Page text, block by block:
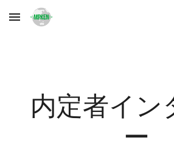
Skip to main content
内定者イン
ー